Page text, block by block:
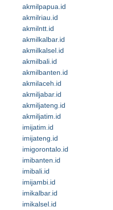
akmilpapua.id
akmilriau.id
akmilntt.id
akmilkalbar.id
akmilkalsel.id
akmilbali.id
akmilbanten.id
akmilaceh.id
akmiljabar.id
akmiljateng.id
akmiljatim.id
imijatim.id
imijateng.id
imigorontalo.id
imibanten.id
imibali.id
imijambi.id
imikalbar.id
imikalsel.id